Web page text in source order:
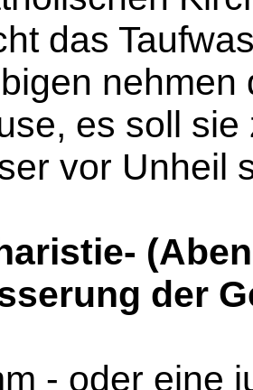
das
es soll
vor Unheil
der
- oder eine